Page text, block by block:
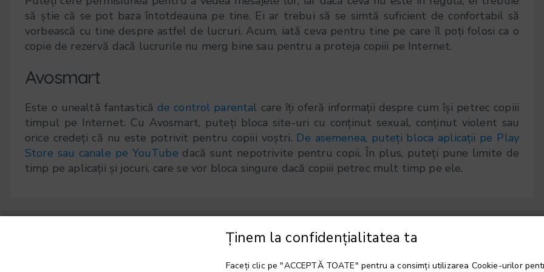
să știe că se pot baza întotdeauna pe tine. Ei ar trebui să se simtă suficient de confortabil să
vorbească cu tine despre astfel de lucruri. Acum, iată ceva pentru tine pe care îl poți folosi ca o
copie de rezervă dacă lucrurile nu merg bine sau pentru a proteja copiii pe Internet.
Avosmart
Este o unealtă fantastică de control parental care îți oferă informații despre cum își petrec copiii
timpul pe Internet. Cu Avosmart, puteți bloca site-uri cu conținut sexual, conținut violent sau
orice credeți că nu este potrivit pentru copiii voștri. De asemenea, puteți bloca aplicații pe Play
Store sau canale pe YouTube dacă sunt nepotrivite pentru copii. În plus, puteți pune limite de
timp pe aplicații și jocuri, care se vor bloca singure dacă copiii petrec mult timp pe ele.
Ținem la confidențialitatea ta
Faceți clic pe "ACCEPTĂ TOATE" pentru a consimți utilizarea Cookie-urilor